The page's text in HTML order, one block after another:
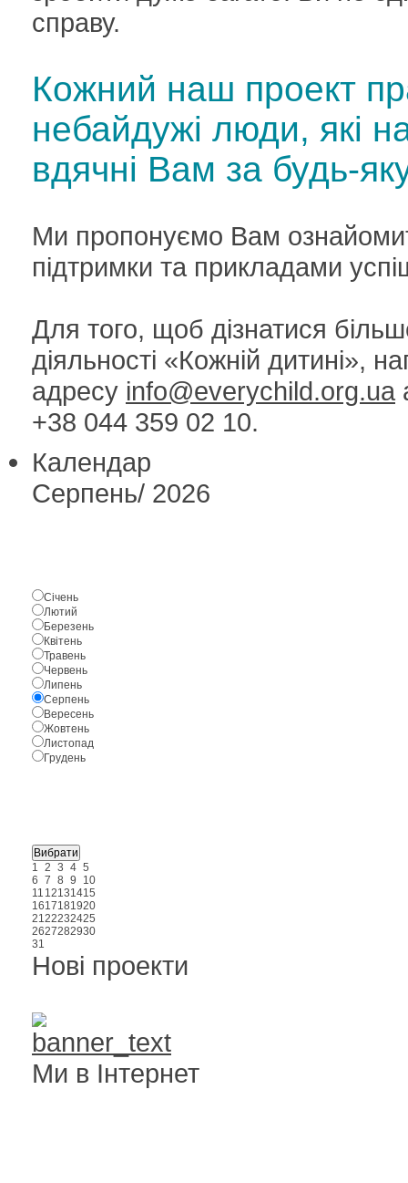
справу.
Кожний наш проект
небайдужі люди, які
вдячні Вам за будь-
Ми пропонуємо Вам
підтримки та прикладами
Для того, щоб дізнатися
діяльності «Кожній дитині»,
адресу info@everychild.org.ua
+38 044 359 02 10.
Календар
Серпень/ 2026
Січень
Лютий
Березень
Квітень
Травень
Червень
Липень
Серпень
Вересень
Жовтень
Листопад
Грудень
1 2 3 4 5
6 7 8 9
10
11 12131415
1617181920
2122232425
2627282930
31
Нові проекти
Ми в Інтернет